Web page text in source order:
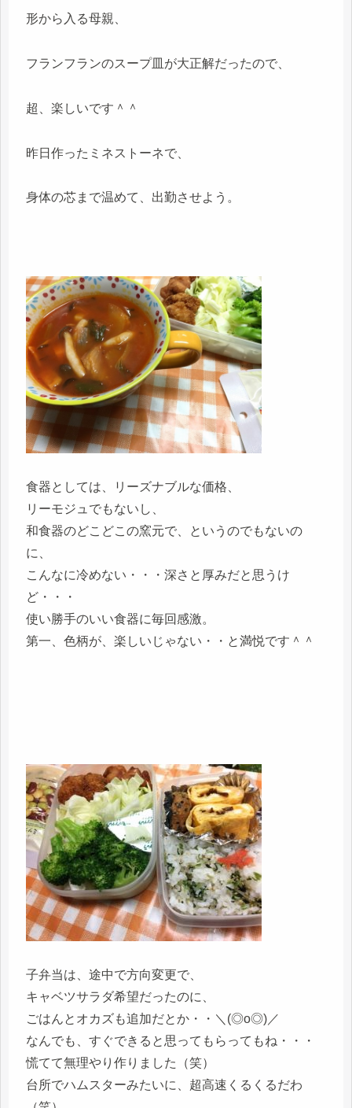
形から入る母親、
フランフランのスープ皿が大正解だったので、
超、楽しいです＾＾
昨日作ったミネストーネで、
身体の芯まで温めて、出勤させよう。
食器としては、リーズナブルな価格、
リーモジュでもないし、
和食器のどこどこの窯元で、というのでもないの
に、
こんなに冷めない・・・深さと厚みだと思うけ
ど・・・
使い勝手のいい食器に毎回感激。
第一、色柄が、楽しいじゃない・・と満悦です＾＾
子弁当は、途中で方向変更で、
キャベツサラダ希望だったのに、
ごはんとオカズも追加だとか・・＼(◎o◎)／
なんでも、すぐできると思ってもらってもね・・・
慌てて無理やり作りました（笑）
台所でハムスターみたいに、超高速くるくるだわ